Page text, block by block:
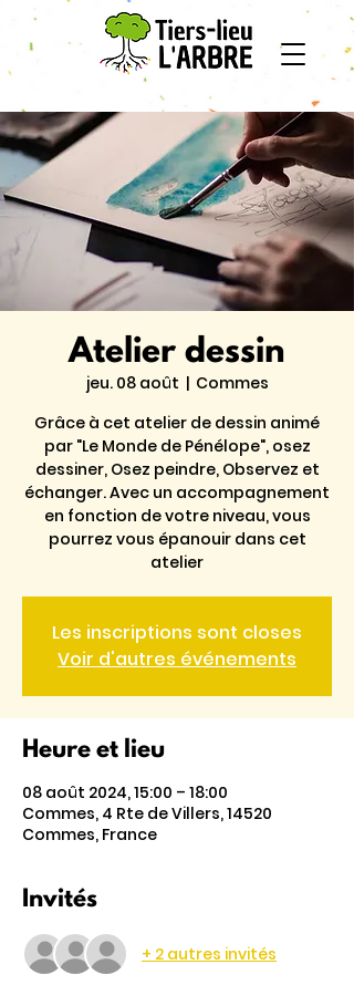
Atelier dessin
jeu. 08 août
  |
Commes
Grâce à cet atelier de dessin animé
par "Le Monde de Pénélope", osez
dessiner, Osez peindre, Observez et
échanger. Avec un accompagnement
en fonction de votre niveau, vous
pourrez vous épanouir dans cet
atelier
Les inscriptions sont closes
Voir d'autres événements
Heure et lieu
08 août 2024, 15:00 – 18:00
Commes, 4 Rte de Villers, 14520
Commes, France
Invités
+ 2 autres invités